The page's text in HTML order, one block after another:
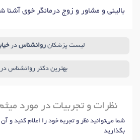
بالینی و مشاور و زوج درمانگر خوی آشنا
لیست پزشکانروانشناس در
بهترین دکتر روانشناس
نظرات و تجربیات در مورد
شما می‌توانید نظر و تجربه خود را اعلام کنید و
بگذارید